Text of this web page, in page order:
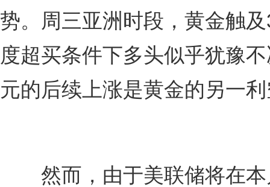
势。周三亚洲时段，黄金触
度超买条件下多头似乎犹豫
元的后续上涨是黄金的另一
然而，由于美联储将在本